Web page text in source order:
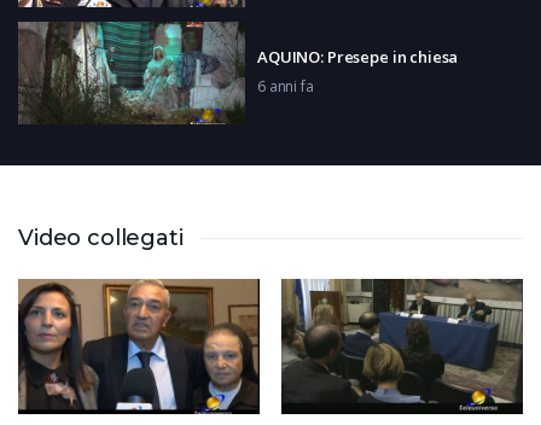
AQUINO: Presepe in chiesa
6 anni fa
FROSINONE: Onorevoli presenze al
V-Day
6 anni fa
Video collegati